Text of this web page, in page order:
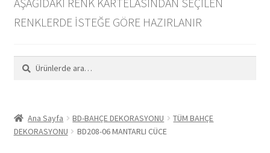
PDF Katalog İndir
Hakkımızda
RENKLERDE İSTEĞE GÖRE HAZIRLANIR
Ara:
Ara
Ana Sayfa BD-BAHÇE DEKORASYONU
TÜM BAHÇE
DEKORASYONU
BD208-06 MANTARLI CÜCE